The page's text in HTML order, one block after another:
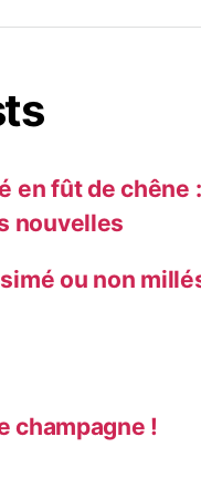
en fût de chêne
nouvelles
ou non
champagne !